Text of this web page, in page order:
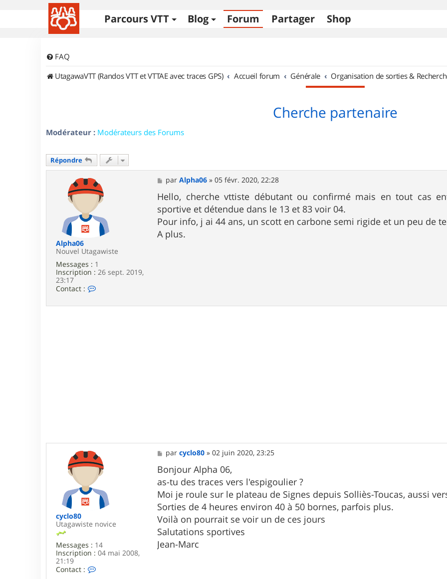
Parcours VTT Blog Forum Partager Shop
FAQ
UtagawaVTT (Randos VTT et VTTAE avec traces GPS)
Accueil forum Générale Organisation de sorties &
Cherche partenaire
Modérateur : Modérateurs des Forums
Répondre
Alpha06
Nouvel Utagawiste
Messages : 1
Inscription : 26 sept. 2019,
23:17
Contact :
M
e
s
s
a
g
e
parAlpha06 »05 févr. 2020, 22:28
Hello, cherche vttiste débutant ou confirmé mais en tout cas
sportive et détendue dans le 13 et 83 voir 04.
Pour info, j ai 44 ans, un scott en carbone semi rigide et un peu de
A plus.
cyclo80
Utagawiste novice
Messages : 14
Inscription : 04 mai 2008,
21:19
Contact :
M
e
s
s
a
g
e
parcyclo80 »02 juin 2020, 23:25
Bonjour Alpha 06,
as-tu des traces vers l'espigoulier ?
Moi je roule sur le plateau de Signes depuis Solliès-Toucas, aussi
Sorties de 4 heures environ 40 à 50 bornes, parfois plus.
Voilà on pourrait se voir un de ces jours
Salutations sportives
Jean-Marc